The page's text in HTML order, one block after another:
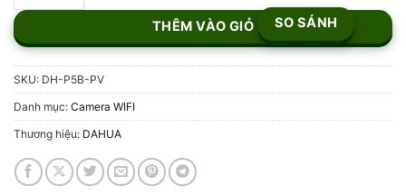
THÊM VÀO GIỎ SO SÁNH
SKU: DH-P5B-PV
Danh mục: Camera WIFI
Thương hiệu: DAHUA